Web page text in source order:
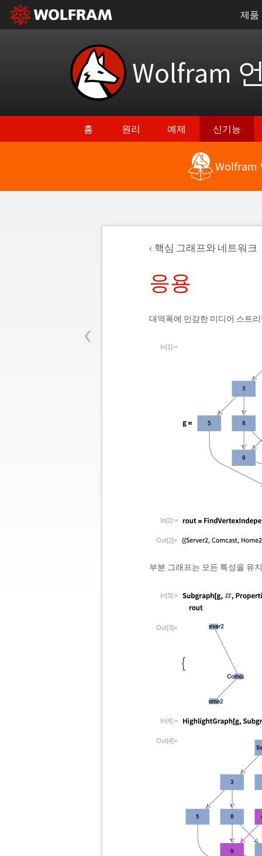
제품
Wolfram
홈 원리 예제 신기능
Wolfram
‹
핵심 그래프와 네트워크
응용
대역폭에 민감한 미디어 스트
In[1]:=
In[2]:=
Out[2]=
부분 그래프는 모든 특성을 유
In[3]:=
Out[3]=
In[4]:=
Out[4]=